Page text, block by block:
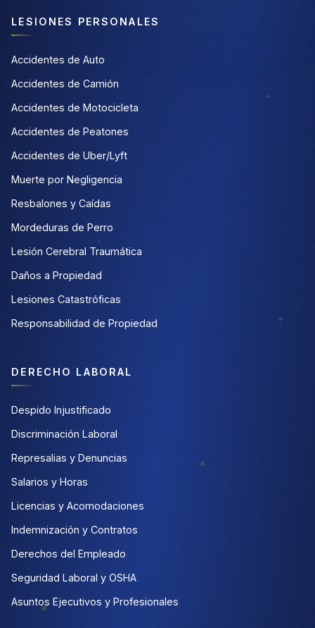
LESIONES PERSONALES
Accidentes de Auto
Accidentes de Camión
Accidentes de Motocicleta
Accidentes de Peatones
Accidentes de Uber/Lyft
Muerte por Negligencia
Resbalones y Caídas
Mordeduras de Perro
Lesión Cerebral Traumática
Daños a Propiedad
Lesiones Catastróficas
Responsabilidad de Propiedad
DERECHO LABORAL
Despido Injustificado
Discriminación Laboral
Represalias y Denuncias
Salarios y Horas
Licencias y Acomodaciones
Indemnización y Contratos
Derechos del Empleado
Seguridad Laboral y OSHA
Asuntos Ejecutivos y Profesionales